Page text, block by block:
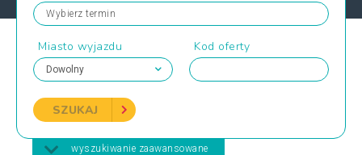
Wybierz termin
Miasto wyjazdu Kod oferty
SZUKAJ
wyszukiwanie zaawansowane